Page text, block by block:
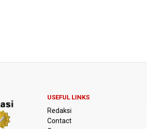
USEFUL LINKS
Redaksi
Contact